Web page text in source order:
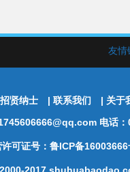
友
招贤纳士 | 联系我们 | 关于
电话
许可证号：鲁ICP备